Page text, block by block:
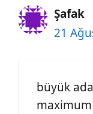
Şafak
21
büyük